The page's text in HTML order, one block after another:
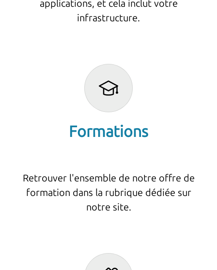
applications, et cela inclut votre
infrastructure.
Formations
Retrouver l'ensemble de notre offre de
formation dans la rubrique dédiée sur
notre site.